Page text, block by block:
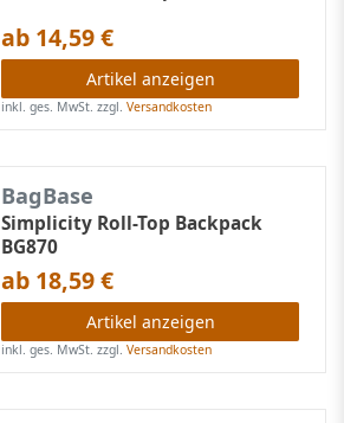
ab 14,59 €
Artikel anzeigen
inkl. ges. MwSt. zzgl.Versandkosten
BagBase
Simplicity Roll-Top Backpack
BG870
ab 18,59 €
Artikel anzeigen
inkl. ges. MwSt. zzgl.Versandkosten